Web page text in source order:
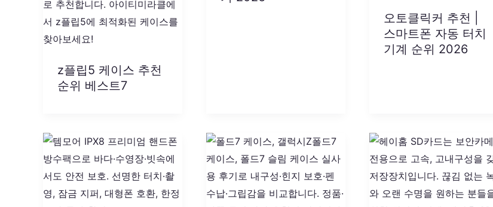
z플립5 케이스 추천
순위 베스트7
오토클릭커 추천 |
스마트폰 자동 터치
기계 순위 2026